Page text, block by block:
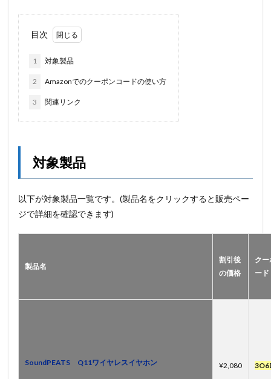
目次
1 対象製品
2 Amazonでのクーポンコードの使い方
3 関連リンク
対象製品
以下が対象製品一覧です。(製品名をクリックすると販売ペー
ジで詳細を確認できます)
製品名
割引後
の価格
ク
ード
SoundPEATS Q11ワイヤレスイヤホン ¥2,080